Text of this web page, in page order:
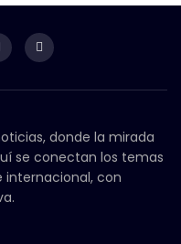
donde la mirada
se conectan los temas
internacional, con